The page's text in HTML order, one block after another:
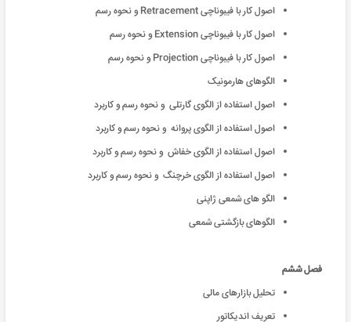
اصول کار با فیبوناچی Retracement و نحوه رسم
اصول کار با فیبوناچی Extension و نحوه رسم
اصول کار با فیبوناچی Projection و نحوه رسم
الگوهای هارمونیک
اصول استفاده از الگوی گارتلی و نحوه رسم و کاربرد
اصول استفاده از الگوی پروانه و نحوه رسم و کاربرد
اصول استفاده از الگوی خفاش و نحوه رسم و کاربرد
اصول استفاده از الگوی خرچنگ و نحوه رسم و کاربرد
الگو های شمعی ژاپنی
الگوهای بازگشتی شمعی
فصل ششم
تحلیل بازارهای مالی
تعریف اندیکاتور